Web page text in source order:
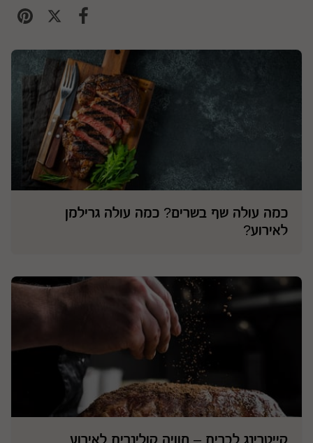
כמה עולה שף בשרים? כמה עולה גרילמן
לאירוע?
קייטרינג לברית – חוויה קולינרית לאירוע